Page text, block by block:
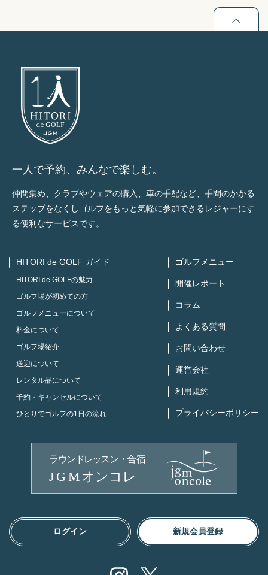
一人で予約、みんなで楽しむ。
仲間集め、クラブやウェアの購入、車の手配など、手間のかかる
ステップをなくしゴルフをもっと気軽に参加できるレジャーにす
る便利なサービスです。
HITORI de GOLF ガイド
HITORI de GOLFの魅力
ゴルフ場が初めての方
ゴルフメニューについて
料金について
ゴルフ場紹介
送迎について
レンタル品について
予約・キャンセルについて
ひとりでゴルフの1日の流れ
ゴルフメニュー
開催レポート
コラム
よくある質問
お問い合わせ
運営会社
利用規約
プライバシーポリシー
ログイン 新規会員登録